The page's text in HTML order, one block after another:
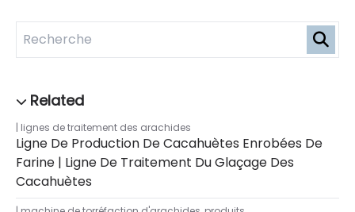
lignes de traitement des arachides
Ligne De Production De Cacahuètes Enrobées De
Farine | Ligne De Traitement Du Glaçage Des
Cacahuètes